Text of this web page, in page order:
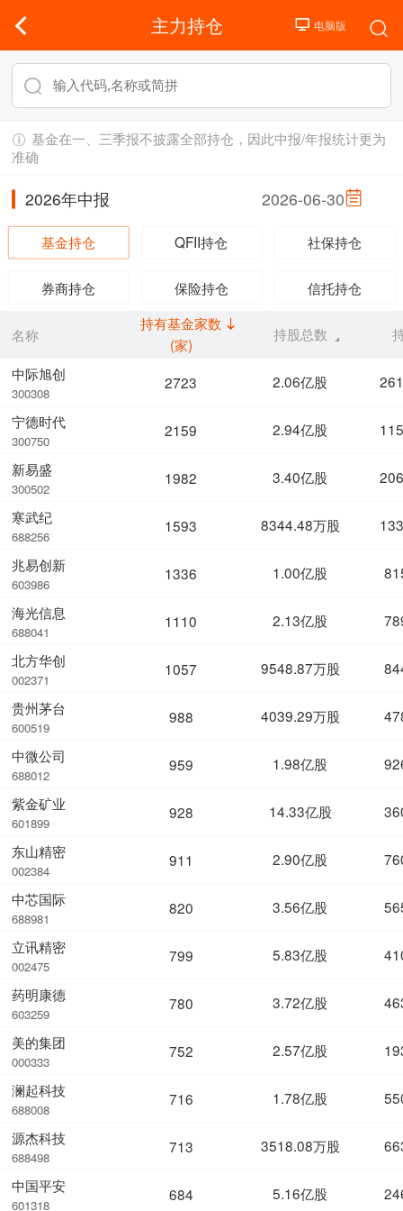
主力持仓
基金在一、三季报不披露全部持仓，因此中报/年报统计更为
准确
2026年中报 2026-06-30
基金持仓 QFII持仓 社保持仓
券商持仓 保险持仓 信托持仓
名称
中际旭创
300308
宁德时代
300750
新易盛
300502
寒武纪
688256
兆易创新
603986
海光信息
688041
北方华创
002371
贵州茅台
600519
中微公司
688012
紫金矿业
601899
东山精密
002384
中芯国际
688981
立讯精密
002475
药明康德
603259
美的集团
000333
澜起科技
688008
源杰科技
688498
中国平安
601318
持有基金家数
(家)
持股总数
2723 2.06亿股
2159 2.94亿股
1982 3.40亿股
1593 8344.48万股
1336 1.00亿股
1110 2.13亿股
1057 9548.87万股
988 4039.29万股
959 1.98亿股
928 14.33亿股
911 2.90亿股
820 3.56亿股
799 5.83亿股
780 3.72亿股
752 2.57亿股
716 1.78亿股
713 3518.08万股
684 5.16亿股